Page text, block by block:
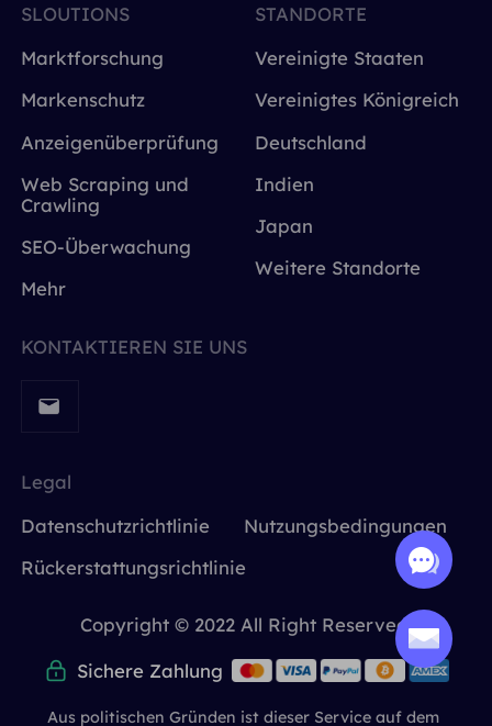
SLOUTIONS
Marktforschung
Markenschutz
Anzeigenüberprüfung
Web Scraping und
Crawling
SEO-Überwachung
Mehr
STANDORTE
Vereinigte Staaten
Vereinigtes Königreich
Deutschland
Indien
Japan
Weitere Standorte
KONTAKTIEREN SIE UNS
Legal
Datenschutzrichtlinie
Nutzungsbedingungen
Rückerstattungsrichtlinie
Copyright © 2022 All Right Reserved.
Sichere Zahlung
Aus politischen Gründen ist dieser Service auf dem